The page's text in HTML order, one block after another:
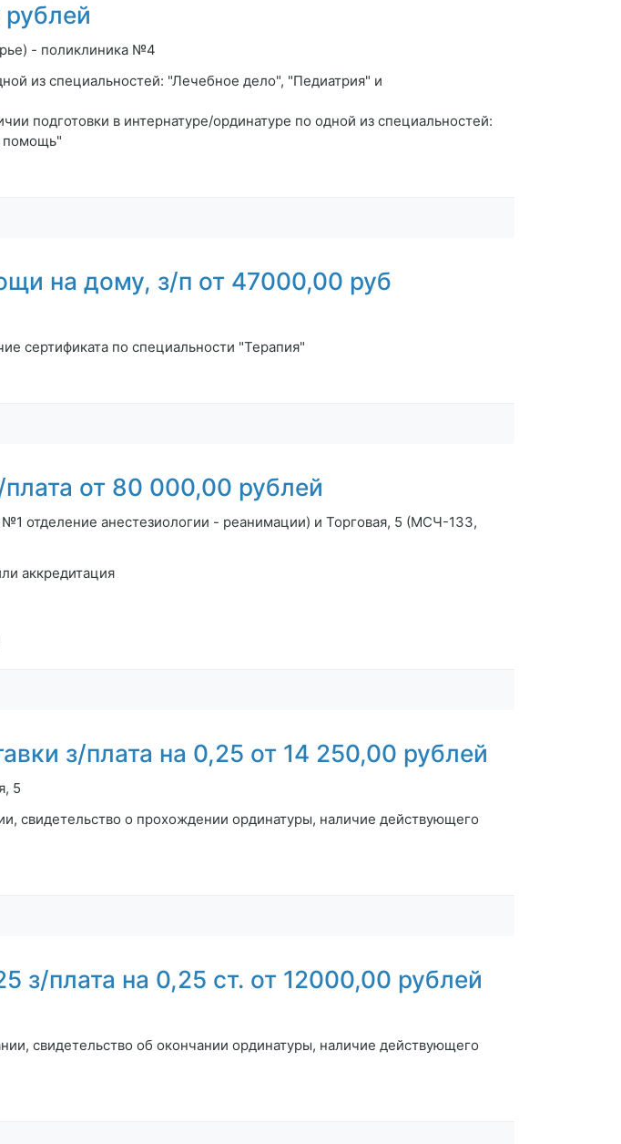
- поликлиника №4
из специальностей: "Лечебное дело", "Педиатрия" и
подготовки в интернатуре/ординатуре по одной из специальностей:
помощь"
на дому, з/п от 47000,00 руб
сертификата по специальности "Терапия"
от 80 000,00 рублей
отделение анестезиологии - реанимации) и Торговая, 5 (МСЧ-133,
аккредитация
з/плата на 0,25 от 14 250,00 рублей
5
свидетельство о прохождении ординатуры, наличие действующего
на 0,25 ст. от 12000,00 рублей
свидетельство об окончании ординатуры, наличие действующего